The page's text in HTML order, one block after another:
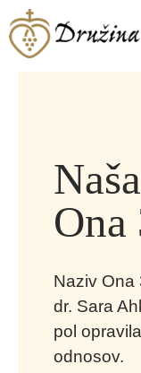
Skip
to
content
Ona
Naziv Ona
dr. Sara
pol
odnosov.